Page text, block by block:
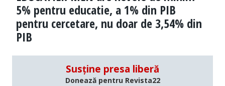
5% pentru educatie, a 1% din PIB
pentru cercetare, nu doar de 3,54% din
PIB
Susține presa liberă
Donează pentru Revista22